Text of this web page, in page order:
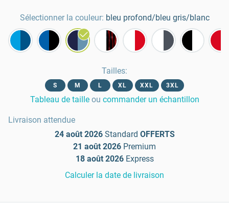
Sélectionner la couleur: bleu profond/bleu gris/blanc
Tailles:
S M L XL XXL 3XL
Tableau de taille ou commander un échantillon
Livraison attendue
24 août 2026 Standard OFFERTS
21 août 2026 Premium
18 août 2026 Express
Calculer la date de livraison